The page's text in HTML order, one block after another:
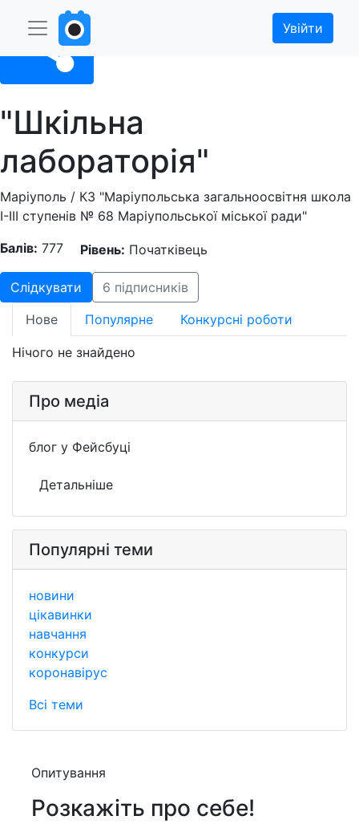
Увійти
Поділитися
"Шкільна
лабораторія"
Маріуполь / КЗ "Маріупольська загальноосвітня школа
І-ІІІ ступенів № 68 Маріупольської міської ради"
Балів: 777 Рівень: Початківець
Слідкувати
6 підписників
Нове
Популярне Конкурсні роботи
Нічого не знайдено
Про медіа
блог у Фейсбуці
Детальніше
Популярні теми
новини
цікавинки
навчання
конкурси
коронавірус
Всі теми
Опитування
Розкажіть про себе!